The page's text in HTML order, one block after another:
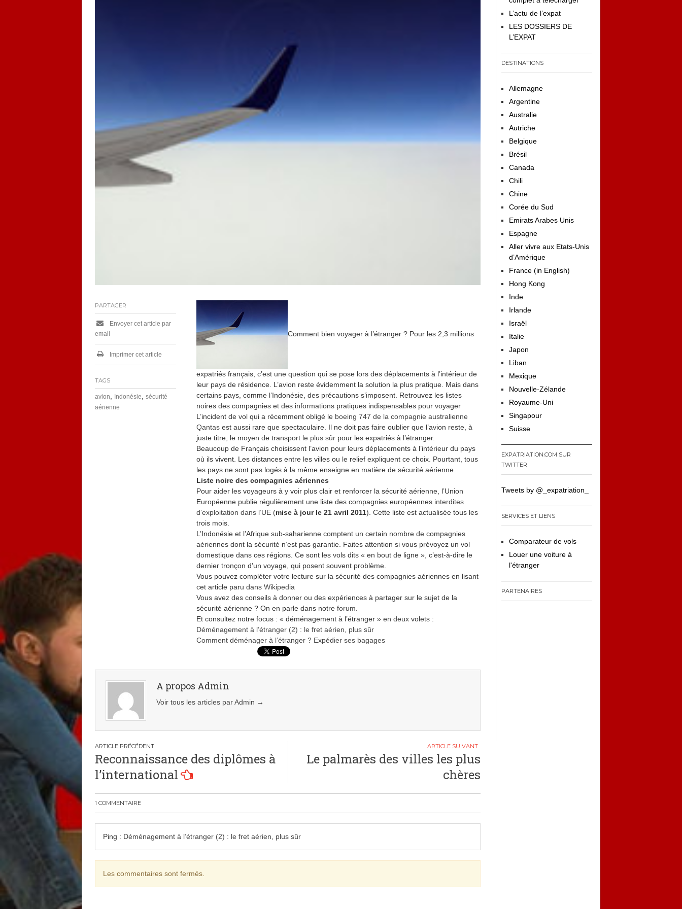
Comment bien voyager à l’étranger ? Pour les 2,3 millions
expatriés français, c’est une question qui se pose lors des déplacements à l’intérieur de
leur pays de résidence. L’avion reste évidemment la solution la plus pratique. Mais dans
certains pays, comme l’Indonésie, des précautions s’imposent. Retrouvez les listes
noires des compagnies et des informations pratiques indispensables pour voyager
L’incident de vol qui a récemment obligé le boeing 747 de la compagnie australienne
Qantas est aussi rare que spectaculaire. Il ne doit pas faire oublier que l’avion reste, à
juste titre, le moyen de transport le plus sûr pour les expatriés à l’étranger.
Beaucoup de Français choisissent l’avion pour leurs déplacements à l’intérieur du pays
où ils vivent. Les distances entre les villes ou le relief expliquent ce choix. Pourtant, tous
les pays ne sont pas logés à la même enseigne en matière de sécurité aérienne.
Liste noire des compagnies aériennes
Pour aider les voyageurs à y voir plus clair et renforcer la sécurité aérienne, l’Union
Européenne publie régulièrement une liste des compagnies européennes interdites
d’exploitation dans l’UE (mise à jour le 21 avril 2011) . Cette liste est actualisée tous les
trois mois.
L’Indonésie et l’Afrique sub-saharienne comptent un certain nombre de compagnies
aériennes dont la sécurité n’est pas garantie. Faites attention si vous prévoyez un vol
domestique dans ces régions. Ce sont les vols dits « en bout de ligne », c’est-à-dire le
dernier tronçon d’un voyage, qui posent souvent problème.
Vous pouvez compléter votre lecture sur la sécurité des compagnies aériennes en lisant
cet article paru dans Wikipedia
Vous avez des conseils à donner ou des expériences à partager sur le sujet de la
sécurité aérienne ? On en parle dans notre forum
Et consultez notre focus : « déménagement à l’étranger » en deux volets :
Déménagement à l’étranger (2) : le fret aérien, plus sûr
Comment déménager à l’étranger ? Expédier ses bagages
PARTAGER
Envoyer cet article par
email
Imprimer cet article
TAGS
avion Indonésie
sécurité
aérienne
A propos Admin
Voir tous les articles par Admin →
Navigation
de
l’article
Reconnaissance des diplômes à
l’international
Le palmarès des villes les plus
chères
1 COMMENTAIRE
Ping : Déménagement à l’étranger (2) : le fret aérien, plus sûr
Les commentaires sont fermés.
L’actu de l’expat
LES DOSSIERS DE
L’EXPAT
DESTINATIONS
Allemagne
Argentine
Australie
Autriche
Belgique
Brésil
Canada
Chili
Chine
Corée du Sud
Emirats Arabes Unis
Espagne
Aller vivre aux Etats-Unis
d’Amérique
France (in English)
Hong Kong
Inde
Irlande
Israël
Italie
Japon
Liban
Mexique
Nouvelle-Zélande
Royaume-Uni
Singapour
Suisse
EXPATRIATION.COM SUR
TWITTER
Tweets by @_expatriation_
SERVICES ET LIENS
Comparateur de vols
Louer une voiture à
l'étranger
PARTENAIRES